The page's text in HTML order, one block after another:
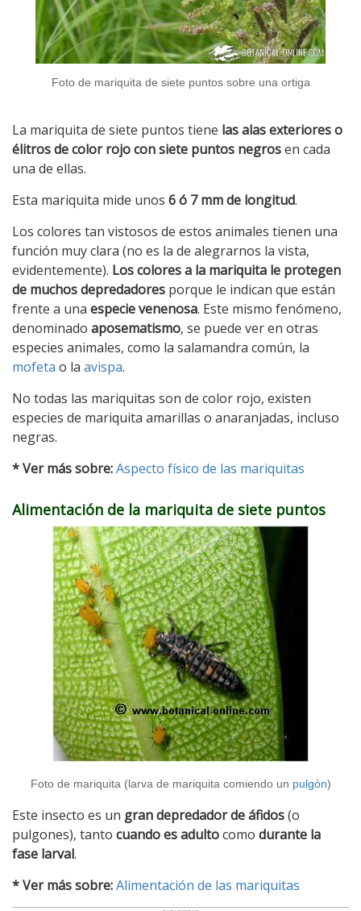
Foto de mariquita de siete puntos sobre una ortiga
La mariquita de siete puntos tiene las alas exteriores o
élitros de color rojo con siete puntos negrosen cada
una de ellas.
Esta mariquita mide unos 6 ó 7 mm de longitud.
Los colores tan vistosos de estos animales tienen una
función muy clara (no es la de alegrarnos la vista,
evidentemente). Los colores a la mariquita le protegen
de muchos depredadores porque le indican que están
frente a una especie venenosa. Este mismo fenómeno,
denominado aposematismo, se puede ver en otras
especies animales, como la salamandra común, la
mofeta o la avispa.
No todas las mariquitas son de color rojo, existen
especies de mariquita amarillas o anaranjadas, incluso
negras.
* Ver más sobre:Aspecto físico de las mariquitas
Alimentación de la mariquita de siete puntos
Foto de mariquita (larva de mariquita comiendo un pulgón)
Este insecto es un gran depredador de áfidos(o
pulgones), tanto cuando esadultocomo durante la
fase larval.
* Ver más sobre:Alimentación de las mariquitas